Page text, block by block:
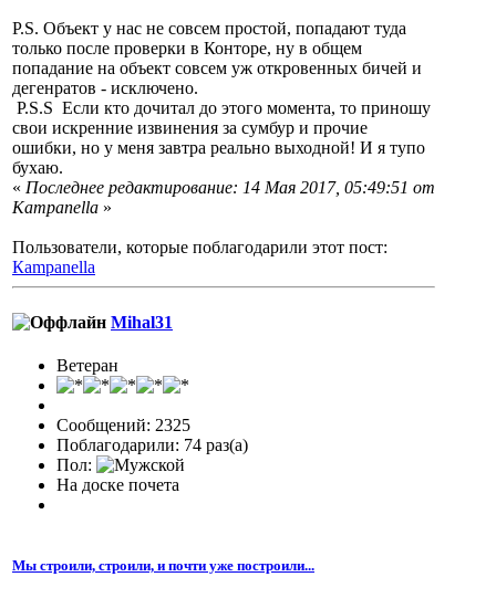
P.S. Объект у нас не совсем простой, попадают туда
только после проверки в Конторе, ну в общем
попадание на объект совсем уж откровенных бичей и
дегенратов - исключено.
P.S.S Если кто дочитал до этого момента, то приношу
свои искренние извинения за сумбур и прочие
ошибки, но у меня завтра реально выходной! И я тупо
бухаю.
« Последнее редактирование: 14 Мая 2017, 05:49:51 от
Кampanella »
Пользователи, которые поблагодарили этот пост:
Кampanella
Mihal31
Ветеран
Сообщений: 2325
Поблагодарили: 74 раз(а)
Пол:
На доске почета
Мы строили, строили, и почти уже построили...